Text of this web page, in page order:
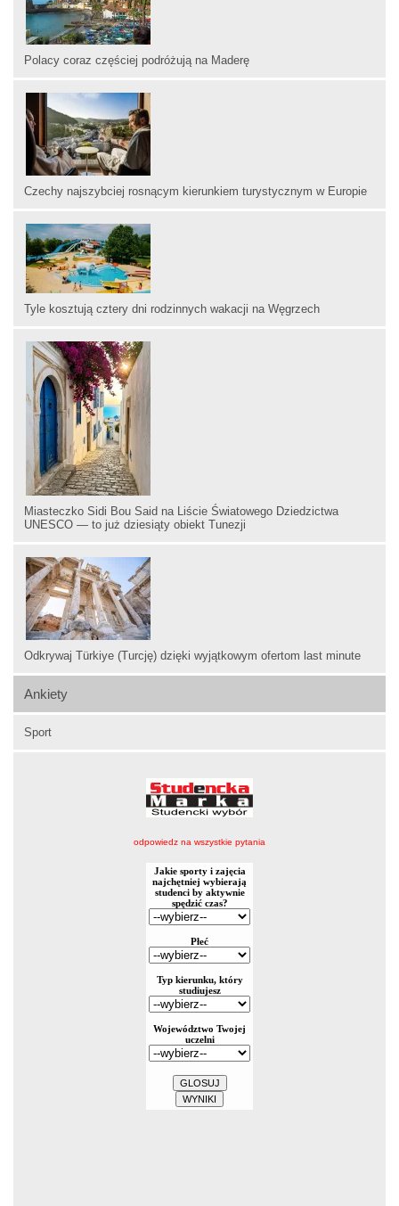
Polacy coraz częściej podróżują na Maderę
Czechy najszybciej rosnącym kierunkiem turystycznym w Europie
Tyle kosztują cztery dni rodzinnych wakacji na Węgrzech
Miasteczko Sidi Bou Said na Liście Światowego Dziedzictwa
UNESCO — to już dziesiąty obiekt Tunezji
Odkrywaj Türkiye (Turcję) dzięki wyjątkowym ofertom last minute
Ankiety
Sport
odpowiedz na wszystkie pytania